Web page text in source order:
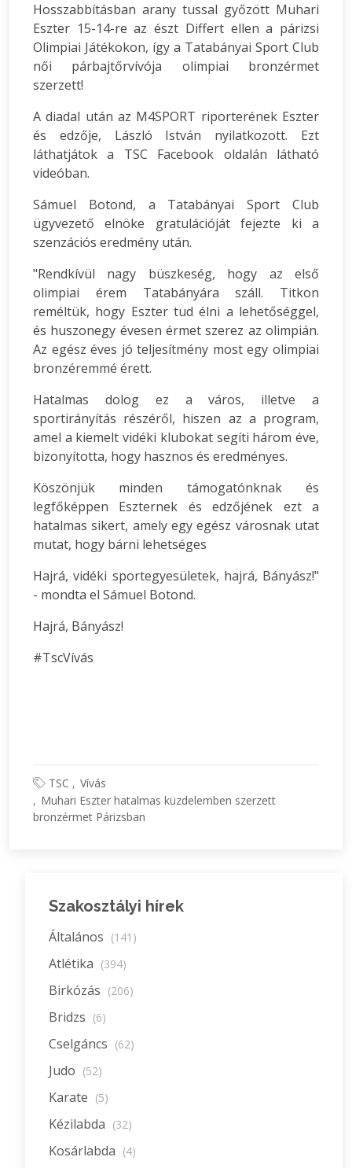
Hosszabbításban arany tussal győzött Muhari
Eszter 15-14-re az észt Differt ellen a párizsi
Olimpiai Játékokon, így a Tatabányai Sport Club
női párbajtőrvívója olimpiai bronzérmet
szerzett!
A diadal után az M4SPORT riporterének Eszter
és edzője, László István nyilatkozott. Ezt
láthatjátok a TSC Facebook oldalán látható
videóban.
Sámuel Botond, a Tatabányai Sport Club
ügyvezető elnöke gratulációját fejezte ki a
szenzációs eredmény után.
"Rendkívül nagy büszkeség, hogy az első
olimpiai érem Tatabányára száll. Titkon
reméltük, hogy Eszter tud élni a lehetőséggel,
és huszonegy évesen érmet szerez az olimpián.
Az egész éves jó teljesítmény most egy olimpiai
bronzéremmé érett.
Hatalmas dolog ez a város, illetve a
sportirányítás részéről, hiszen az a program,
amel a kiemelt vidéki klubokat segíti három éve,
bizonyította, hogy hasznos és eredményes.
Köszönjük minden támogatónknak és
legfőképpen Eszternek és edzőjének ezt a
hatalmas sikert, amely egy egész városnak utat
mutat, hogy bárni lehetséges
Hajrá, vidéki sportegyesületek, hajrá, Bányász!"
- mondta el Sámuel Botond.
Hajrá, Bányász!
#TscVívás
TSC
Vívás
Muhari Eszter hatalmas küzdelemben szerzett
bronzérmet Párizsban
Szakosztályi hírek
Általános (141)
Atlétika (394)
Birkózás (206)
Bridzs (6)
Cselgáncs (62)
Judo (52)
Karate (5)
Kézilabda (32)
Kosárlabda (4)